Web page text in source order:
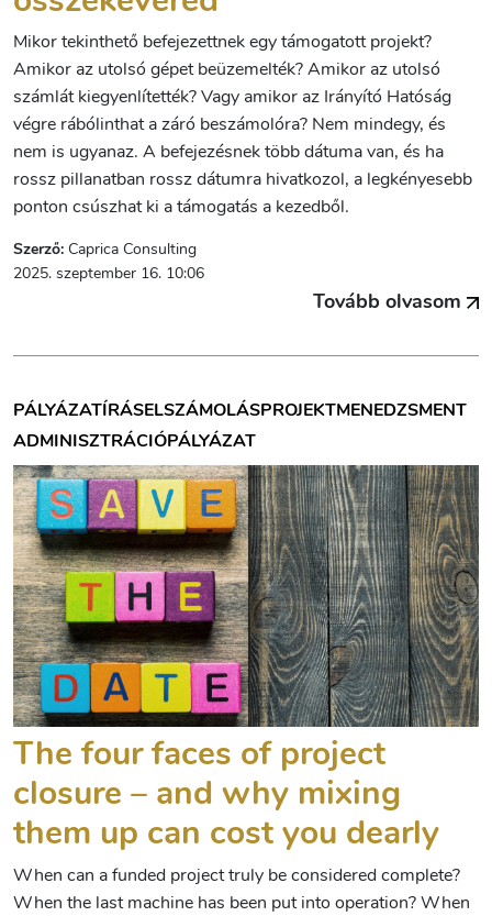
Mikor tekinthető befejezettnek egy támogatott projekt?
Amikor az utolsó gépet beüzemelték? Amikor az utolsó
számlát kiegyenlítették? Vagy amikor az Irányító Hatóság
végre rábólinthat a záró beszámolóra? Nem mindegy, és
nem is ugyanaz. A befejezésnek több dátuma van, és ha
rossz pillanatban rossz dátumra hivatkozol, a legkényesebb
ponton csúszhat ki a támogatás a kezedből.
Szerző: Caprica Consulting
2025. szeptember 16. 10:06
Tovább olvasom
PÁLYÁZATÍRÁSELSZÁMOLÁSPROJEKTMENEDZSMENT
ADMINISZTRÁCIÓPÁLYÁZAT
The four faces of project
closure – and why mixing
them up can cost you dearly
When can a funded project truly be considered complete?
When the last machine has been put into operation? When